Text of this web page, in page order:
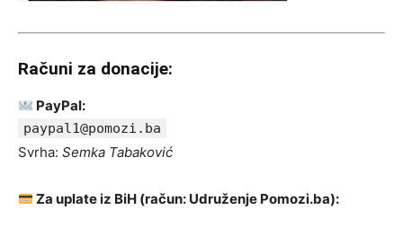
Računi za donacije:
PayPal:
paypal1@pomozi.ba
Svrha: Semka Tabaković
Za uplate iz BiH (račun: Udruženje Pomozi.ba):